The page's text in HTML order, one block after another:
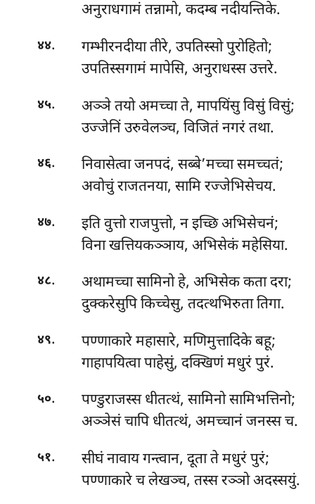
अनुराधगामं तन्नामो, कदम्ब नदीयन्तिके.
४४.
गम्भीरनदीया तीरे, उपतिस्सो पुरोहितो;
उपतिस्सगामं मापेसि, अनुराधस्स उत्तरे.
४५.
अञ्ञे तयो अमच्चा ते, मापयिंसु विसुं विसुं;
उज्जेनिं उरुवेलञ्च, विजितं नगरं तथा.
४६.
निवासेत्वा जनपदं, सब्बे’मच्चा समच्चतं;
अवोचुं राजतनया, सामि रज्जेभिसेचय.
४७.
इति वुत्तो राजपुत्तो, न इच्छि अभिसेचनं;
विना खत्तियकञ्ञाय, अभिसेकं महेसिया.
४८.
अथामच्चा सामिनो हे, अभिसेक कता दरा;
दुक्करेसुपि किच्चेसु, तदत्थभिरुता तिगा.
४९.
पण्णाकारे महासारे, मणिमुत्तादिके बहू;
गाहापयित्वा पाहेसुं, दक्खिणं मधुरं पुरं.
५०.
पण्डुराजस्स धीतत्थं, सामिनो सामिभत्तिनो;
अञ्ञेसं चापि धीतत्थं, अमच्चानं जनस्स च.
५१.
सीघं नावाय गन्त्वान, दूता ते मधुरं पुरं;
पण्णाकारे च लेखञ्च, तस्स रञ्ञो अदस्सयुं.